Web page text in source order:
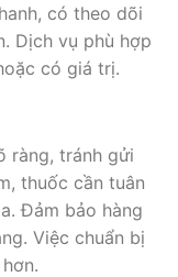
có theo dõi
Dịch vụ phù hợp
có giá trị.
ràng, tránh gửi
thuốc cần tuân
Đảm bảo hàng
Việc chuẩn bị